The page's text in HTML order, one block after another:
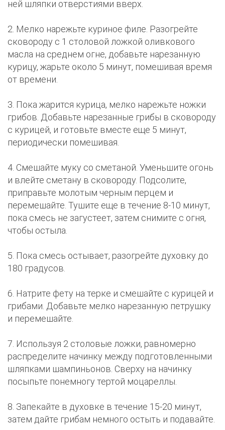
ней шляпки отверстиями вверх.
2. Мелко нарежьте куриное филе. Разогрейте
сковороду с 1 столовой ложкой оливкового
масла на среднем огне, добавьте нарезанную
курицу, жарьте около 5 минут, помешивая время
от времени.
3. Пока жарится курица, мелко нарежьте ножки
грибов. Добавьте нарезанные грибы в сковороду
с курицей, и готовьте вместе еще 5 минут,
периодически помешивая.
4. Смешайте муку со сметаной. Уменьшите огонь
и влейте сметану в сковороду. Подсолите,
приправьте молотым черным перцем и
перемешайте. Тушите еще в течение 8-10 минут,
пока смесь не загустеет, затем снимите с огня,
чтобы остыла.
5. Пока смесь остывает, разогрейте духовку до
180 градусов.
6. Натрите фету на терке и смешайте с курицей и
грибами. Добавьте мелко нарезанную петрушку
и перемешайте.
7. Используя 2 столовые ложки, равномерно
распределите начинку между подготовленными
шляпками шампиньонов. Сверху на начинку
посыпьте понемногу тертой моцареллы.
8. Запекайте в духовке в течение 15-20 минут,
затем дайте грибам немного остыть и подавайте.